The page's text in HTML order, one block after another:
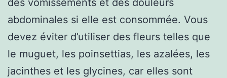
des vomissements et des douleurs
abdominales si elle est consommée. Vous
devez éviter d’utiliser des fleurs telles que
le muguet, les poinsettias, les azalées, les
jacinthes et les glycines, car elles sont